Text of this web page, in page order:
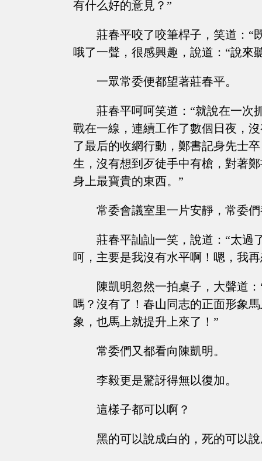
有什么好的意見？”
莊春平咬了咬筆桿子，笑道：“
哦了一聲，很感興趣，說道：“說來
一眾常委便都望著莊春平。
莊春平呵呵笑道：“就說在一次
戰在一線，連續工作了數個日夜，
了最后的收網行動，鄭書記身先士
生，沒有想到歹徒手中有槍，對著
身上最寶貴的東西。”
常委會議室里一片安靜，常委
莊春平訕訕一笑，說道：“太過
呵，主要是我沒有水平啊！嗯，我
陳凱明忽然一拍桌子，大聲道
嗎？沒有了！春山同志的正面形象
象，也馬上就提升上來了！”
常委們又都看向陳凱明。
李毅更是驚訝得無以復加。
這樣子都可以啊？
黑的可以說成白的，死的可以